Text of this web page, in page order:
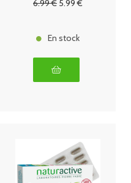
5ml
6.99€ 5.99 €
En stock